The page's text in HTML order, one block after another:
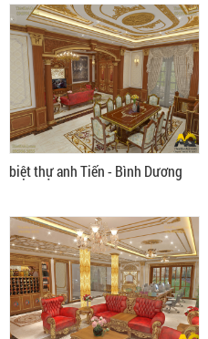
biệt thự anh Tiến - Bình Dương